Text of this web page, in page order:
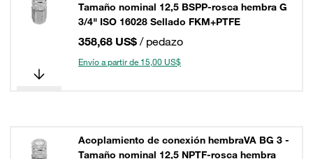
Tamaño nominal 12,5 BSPP-rosca hembra G
3/4" ISO 16028 Sellado FKM+PTFE
358,68 US$ / pedazo
Envío a partir de 15,00 US$
Acoplamiento de conexión hembraVA BG 3 -
Tamaño nominal 12,5 NPTF-rosca hembra